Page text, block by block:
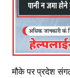
मौके पर प्रदेश